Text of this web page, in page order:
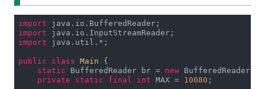
import
import
import java.util.*;
public class Main
{
static BufferedReader br = new BufferedReader(
private
static final int MAX = 10080 ;